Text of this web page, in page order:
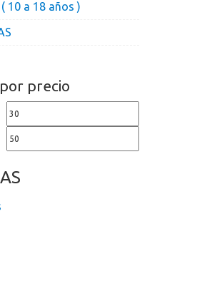
10 a 18 años )
precio
Precio